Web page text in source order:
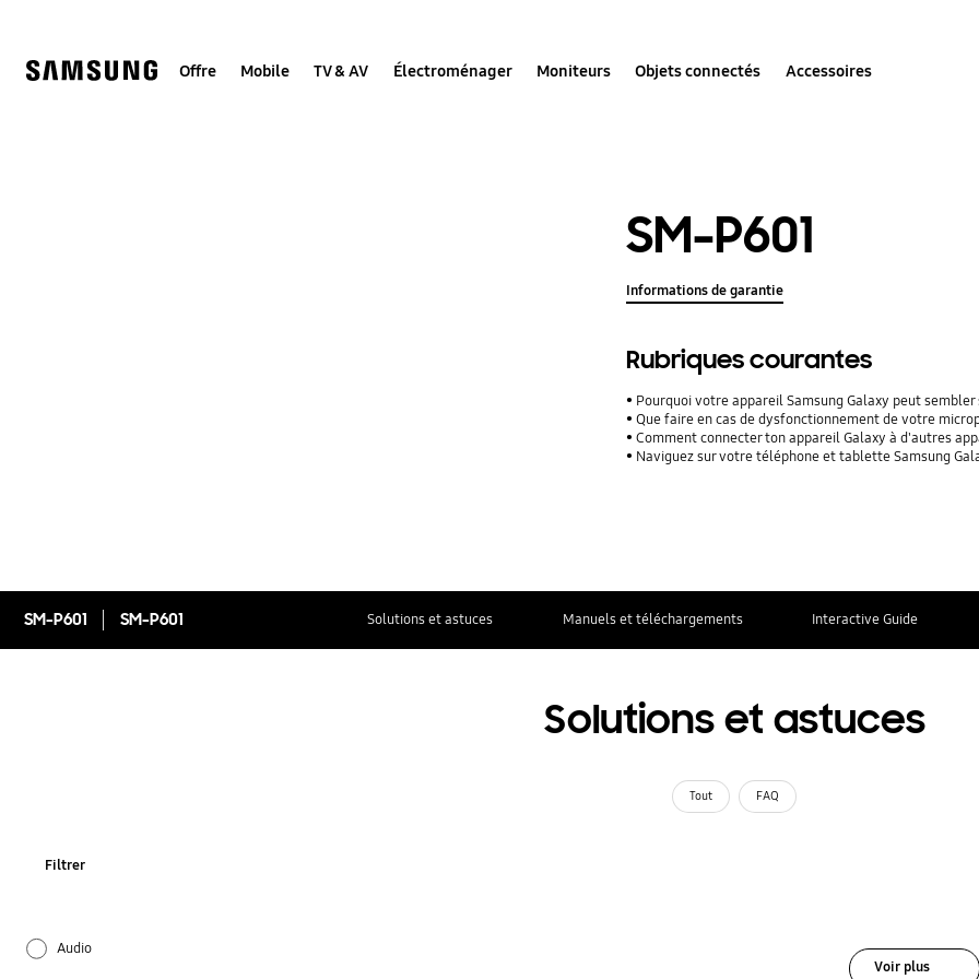
Offre Mobile TV & AV Électroménager Moniteurs Objets connectés Accessoires
SM-P601
Informations de garantie
Rubriques courantes
Pourquoi votre appareil Samsung Galaxy peut
Que faire en cas de dysfonctionnement de votre
Comment connecter ton appareil Galaxy à d'autres
Naviguez sur votre téléphone et tablette Samsung
SM-P601 SM-P601 Solutions et astuces Manuels et téléchargements Interactive Guide
Solutions et astuces
Tout FAQ
Filtrer
Audio
Voir plus